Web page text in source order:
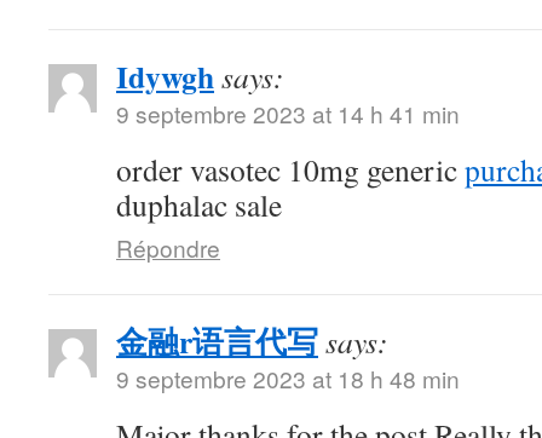
Idywghsays:
9 septembre 2023 at 14 h 41 min
order vasotec 10mg generic
duphalac sale
Répondre
金融r语言代写says:
9 septembre 2023 at 18 h 48 min